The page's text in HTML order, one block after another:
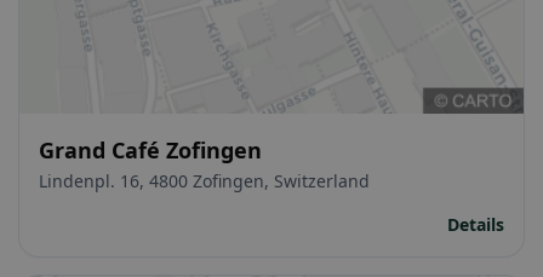
Grand Café Zofingen
Lindenpl. 16, 4800 Zofingen, Switzerland
Details